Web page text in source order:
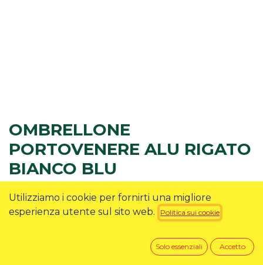
OMBRELLONE
PORTOVENERE ALU RIGATO
BIANCO BLU
Bianco/Blu
Utilizziamo i cookie per fornirti una migliore
esperienza utente sul sito web.
Politica sui cookie
Solo essenziali Accetto